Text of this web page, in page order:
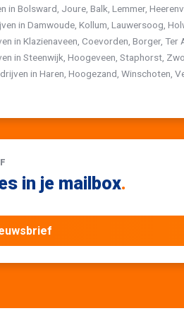
in Bolsward, Joure, Balk, Lemmer,
in Damwoude, Kollum, Lauwersoog,
in Klazienaveen, Coevorden, Borger, Ter
in Steenwijk, Hoogeveen, Staphorst,
in Haren, Hoogezand, Winschoten,
in je mailbox.